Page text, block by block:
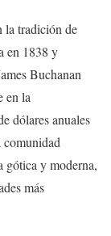
la tradición de
en 1838 y
Buchanan
en la
dólares anuales
comunidad
gótica y moderna,
más